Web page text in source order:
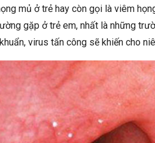
mủ ở trẻ hay còn gọi là viêm
gặp ở trẻ em, nhất là những
virus tấn công sẽ khiến cho